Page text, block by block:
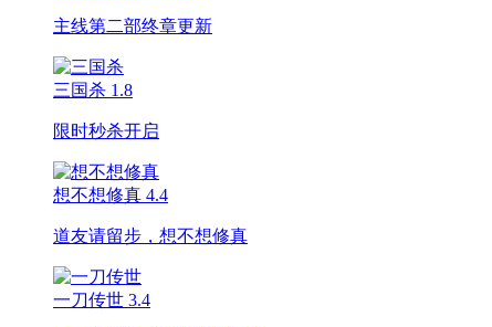
主线第二部终章更新
三国杀 1.8
限时秒杀开启
想不想修真 4.4
道友请留步，想不想修真
一刀传世 3.4